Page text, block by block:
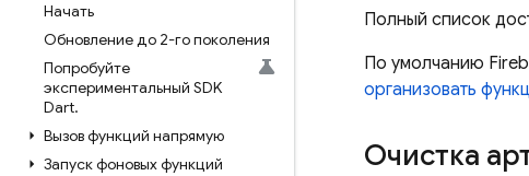
Начать
Обновление до 2-го поколения
Попробуйте
экспериментальный SDK
Dart.
Вызов функций напрямую
Запуск фоновых функций
Полный список
По умолчанию
организовать
Очистка